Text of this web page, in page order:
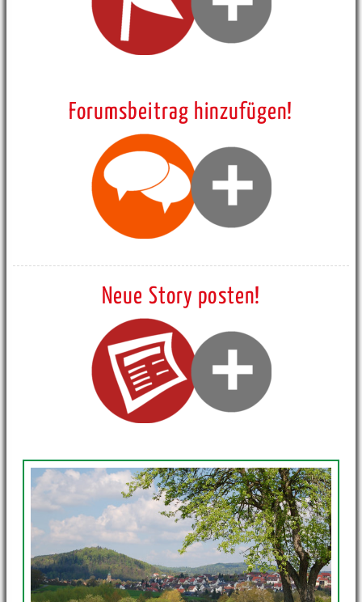
Forumsbeitrag hinzufügen!
Neue Story posten!